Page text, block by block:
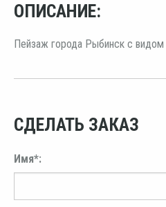
ОПИСАНИЕ:
Пейзаж города Рыбинск с
СДЕЛАТЬ ЗАКАЗ
Имя*: